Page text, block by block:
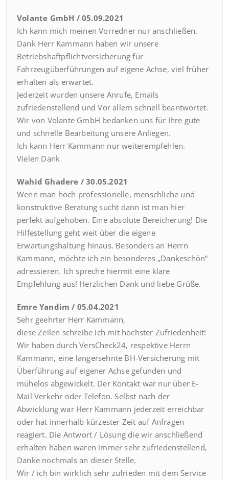
Volante GmbH / 05.09.2021
Ich kann mich meinen Vorredner nur anschließen.
Dank Herr Kammann haben wir unsere
Betriebshaftpflichtversicherung für
Fahrzeugüberführungen auf eigene Achse, viel früher
erhalten als erwartet.
Jederzeit wurden unsere Anrufe, Emails
zufriedenstellend und Vor allem schnell beantwortet.
Wir von Volante GmbH bedanken uns für Ihre gute
und schnelle Bearbeitung unsere Anliegen.
Ich kann Herr Kammann nur weiterempfehlen.
Vielen Dank
Wahid Ghadere / 30.05.2021
Wenn man hoch professionelle, menschliche und
konstruktive Beratung sucht dann ist man hier
perfekt aufgehoben. Eine absolute Bereicherung! Die
Hilfestellung geht weit über die eigene
Erwartungshaltung hinaus. Besonders an Herrn
Kammann, möchte ich ein besonderes „Dankeschön“
adressieren. Ich spreche hiermit eine klare
Empfehlung aus! Herzlichen Dank und liebe Grüße.
Emre Yandim / 05.04.2021
Sehr geehrter Herr Kammann,
diese Zeilen schreibe ich mit höchster Zufriedenheit!
Wir haben durch VersCheck24, respektive Herrn
Kammann, eine langersehnte BH-Versicherung mit
Überführung auf eigener Achse gefunden und
mühelos abgewickelt. Der Kontakt war nur über E-
Mail Verkehr oder Telefon. Selbst nach der
Abwicklung war Herr Kammann jederzeit erreichbar
oder hat innerhalb kürzester Zeit auf Anfragen
reagiert. Die Antwort / Lösung die wir anschließend
erhalten haben waren immer sehr zufriedenstellend,
Danke nochmals an dieser Stelle.
Wir / ich bin wirklich sehr zufrieden mit dem Service